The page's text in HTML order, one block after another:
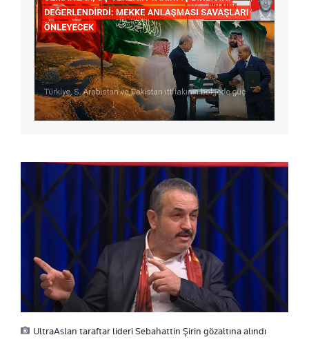
UltraAslan taraftar lideri Sebahattin Şirin gözaltına alındı